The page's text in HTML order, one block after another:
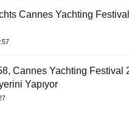
Cannes Yachting
Cannes Yachting Festival
Yapıyor